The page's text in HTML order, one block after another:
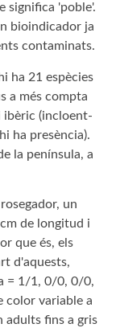
significa 'poble'.
bioindicador ja
contaminats.
hi ha 21 espècies
a més compta
ibèric (incloent-
ha presència).
la península, a
un
de longitud i
que és, els
d'aquests,
= 1/1, 0/0, 0/0,
color variable a
adults fins a gris